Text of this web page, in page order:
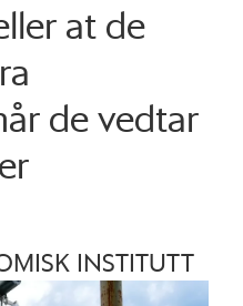
at de
de vedtar
INSTITUTT